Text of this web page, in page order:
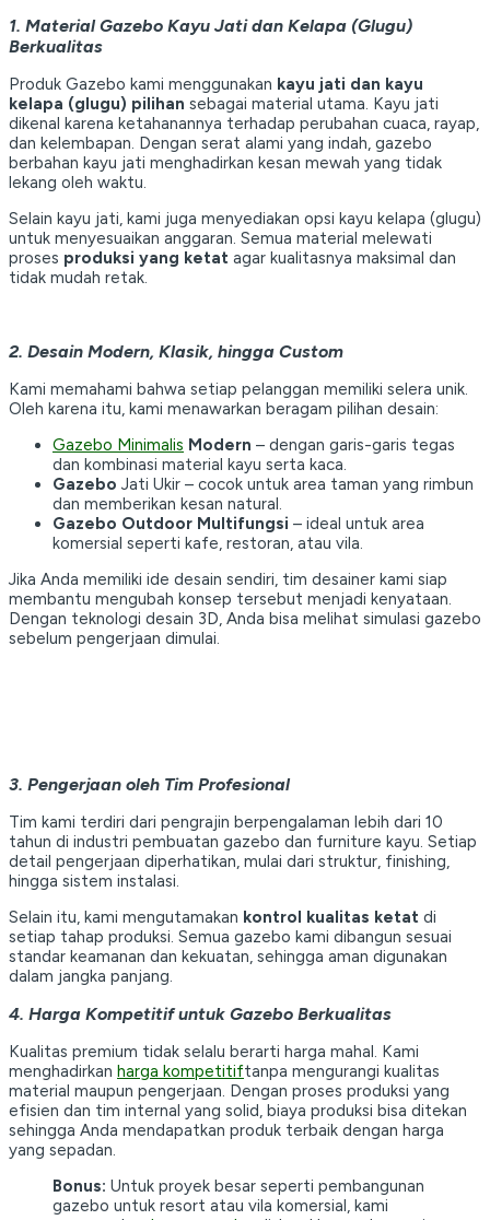
1. Material Gazebo Kayu Jati dan Kelapa (Glugu)
Berkualitas
Produk Gazebo kami menggunakan kayu jati dan kayu
kelapa (glugu) pilihan sebagai material utama. Kayu jati
dikenal karena ketahanannya terhadap perubahan cuaca, rayap,
dan kelembapan. Dengan serat alami yang indah, gazebo
berbahan kayu jati menghadirkan kesan mewah yang tidak
lekang oleh waktu.
Selain kayu jati, kami juga menyediakan opsi kayu kelapa (glugu)
untuk menyesuaikan anggaran. Semua material melewati
proses produksi yang ketat agar kualitasnya maksimal dan
tidak mudah retak.
2. Desain Modern, Klasik, hingga Custom
Kami memahami bahwa setiap pelanggan memiliki selera unik.
Oleh karena itu, kami menawarkan beragam pilihan desain:
Gazebo Minimalis Modern – dengan garis-garis tegas
dan kombinasi material kayu serta kaca.
Gazebo Jati Ukir – cocok untuk area taman yang rimbun
dan memberikan kesan natural.
Gazebo Outdoor Multifungsi – ideal untuk area
komersial seperti kafe, restoran, atau vila.
Jika Anda memiliki ide desain sendiri, tim desainer kami siap
membantu mengubah konsep tersebut menjadi kenyataan.
Dengan teknologi desain 3D, Anda bisa melihat simulasi gazebo
sebelum pengerjaan dimulai.
3. Pengerjaan oleh Tim Profesional
Tim kami terdiri dari pengrajin berpengalaman lebih dari 10
tahun di industri pembuatan gazebo dan furniture kayu. Setiap
detail pengerjaan diperhatikan, mulai dari struktur, finishing,
hingga sistem instalasi.
Selain itu, kami mengutamakan kontrol kualitas ketat di
setiap tahap produksi. Semua gazebo kami dibangun sesuai
standar keamanan dan kekuatan, sehingga aman digunakan
dalam jangka panjang.
4. Harga Kompetitif untuk Gazebo Berkualitas
Kualitas premium tidak selalu berarti harga mahal. Kami
menghadirkan harga kompetitiftanpa mengurangi kualitas
material maupun pengerjaan. Dengan proses produksi yang
efisien dan tim internal yang solid, biaya produksi bisa ditekan
sehingga Anda mendapatkan produk terbaik dengan harga
yang sepadan.
Bonus: Untuk proyek besar seperti pembangunan
gazebo untuk resort atau vila komersial, kami